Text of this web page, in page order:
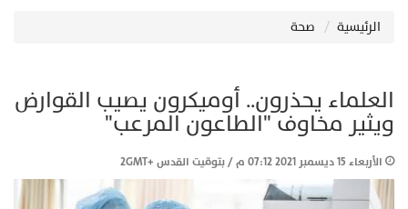
الرئيسية صحة
العلماء يحذرون.. أوميكرون يصيب القوارض
ويثير مخاوف "الطاعون المرعب"
الأربعاء 15 ديسمبر 2021 07:12 م / بتوقيت القدس +2GMT